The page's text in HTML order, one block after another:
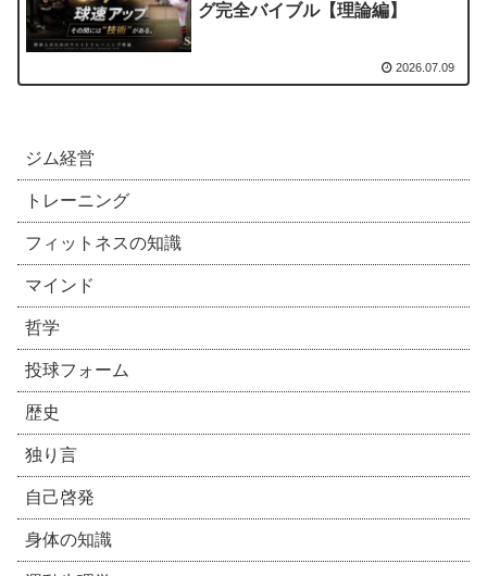
グ完全バイブル【理論編】
2026.07.09
ジム経営
トレーニング
フィットネスの知識
マインド
哲学
投球フォーム
歴史
独り言
自己啓発
身体の知識